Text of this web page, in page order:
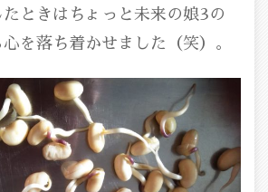
たときはちょっと未来の娘3の
を落ち着かせました（笑）。